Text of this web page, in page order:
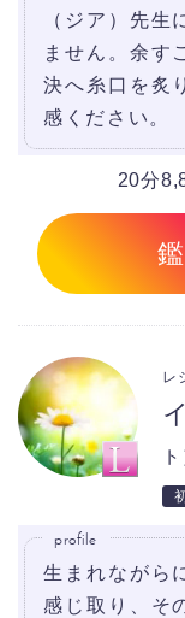
（ジア）先生
ません。余す
決へ糸口を炙
感ください。
20分
レ
profile
生まれながら
感じ取り、そ